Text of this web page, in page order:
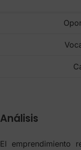
Análisis
El emprendimiento